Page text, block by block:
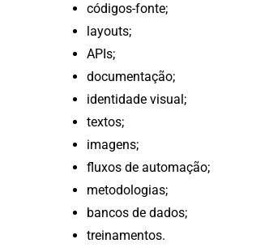
códigos-fonte;
layouts;
APIs;
documentação;
identidade visual;
textos;
imagens;
fluxos de automação;
metodologias;
bancos de dados;
treinamentos.